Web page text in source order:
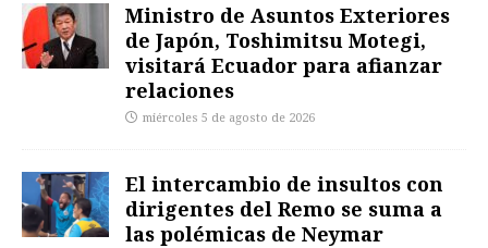
Ministro de Asuntos Exteriores
de Japón, Toshimitsu Motegi,
visitará Ecuador para afianzar
relaciones
miércoles 5 de agosto de 2026
El intercambio de insultos con
dirigentes del Remo se suma a
las polémicas de Neymar